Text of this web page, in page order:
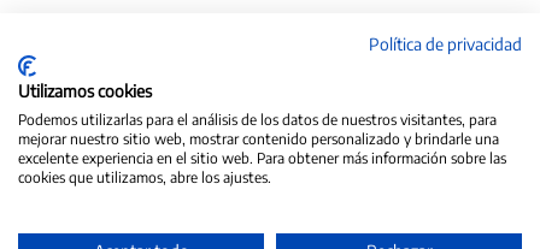
Web creada por ♥
Política de privacidad
Utilizamos cookies
Podemos utilizarlas para el análisis de los datos de nuestros visitantes, para
mejorar nuestro sitio web, mostrar contenido personalizado y brindarle una
excelente experiencia en el sitio web. Para obtener más información sobre las
cookies que utilizamos, abre los ajustes.